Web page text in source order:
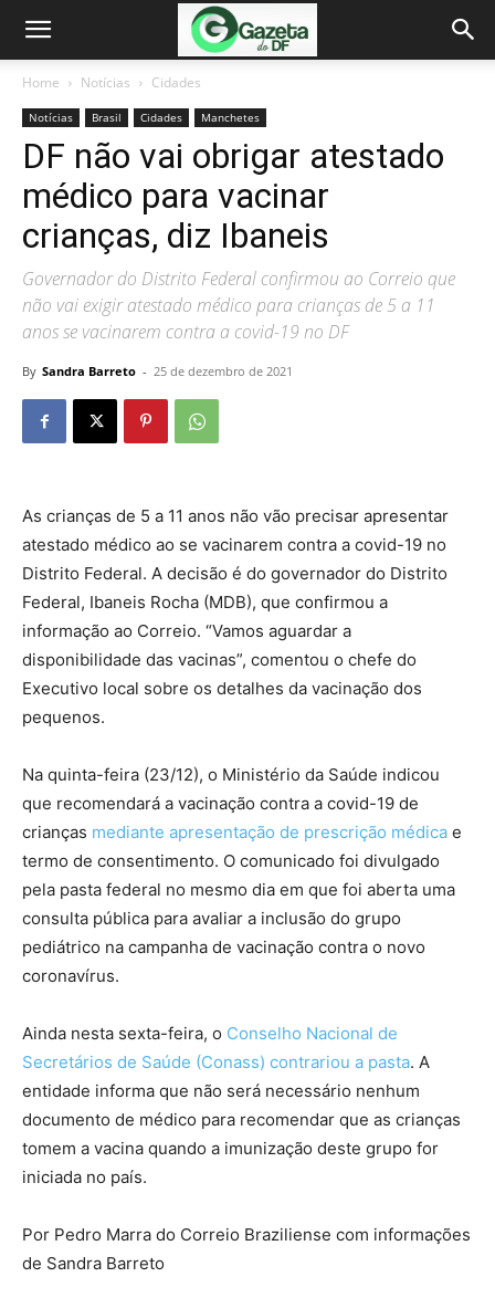
Home Notícias Cidades
Notícias Brasil Cidades Manchetes
DF não vai obrigar atestado
médico para vacinar
crianças, diz Ibaneis
Governador do Distrito Federal confirmou ao Correio que
não vai exigir atestado médico para crianças de 5 a 11
anos se vacinarem contra a covid-19 no DF
By Sandra Barreto - 25 de dezembro de 2021
As crianças de 5 a 11 anos não vão precisar apresentar
atestado médico ao se vacinarem contra a covid-19 no
Distrito Federal. A decisão é do governador do Distrito
Federal, Ibaneis Rocha (MDB), que confirmou a
informação ao Correio. “Vamos aguardar a
disponibilidade das vacinas”, comentou o chefe do
Executivo local sobre os detalhes da vacinação dos
pequenos.
Na quinta-feira (23/12), o Ministério da Saúde indicou
que recomendará a vacinação contra a covid-19 de
crianças mediante apresentação de prescrição médica e
termo de consentimento. O comunicado foi divulgado
pela pasta federal no mesmo dia em que foi aberta uma
consulta pública para avaliar a inclusão do grupo
pediátrico na campanha de vacinação contra o novo
coronavírus.
Ainda nesta sexta-feira, o Conselho Nacional de
Secretários de Saúde (Conass) contrariou a pasta. A
entidade informa que não será necessário nenhum
documento de médico para recomendar que as crianças
tomem a vacina quando a imunização deste grupo for
iniciada no país.
Por Pedro Marra do Correio Braziliense com informações
de Sandra Barreto